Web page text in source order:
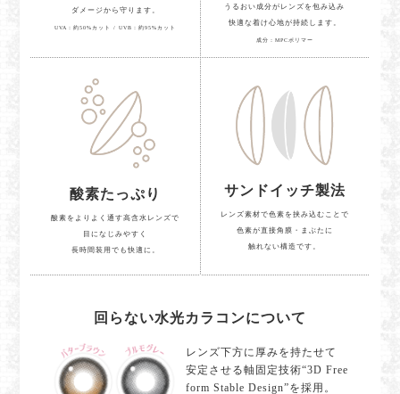
ダメージから守ります。
UVA：約50%カット / UVB：約95%カット
うるおい成分がレンズを包み込み
快適な着け心地が持続します。
成分：MPCポリマー
酸素たっぷり
酸素をよりよく通す高含水レンズで
目になじみやすく
長時間装用でも快適に。
サンドイッチ製法
レンズ素材で色素を挟み込むことで
色素が直接角膜・まぶたに
触れない構造です。
回らない水光カラコンについて
レンズ下方に厚みを持たせて
安定させる軸固定技術“3D Free
form Stable Design”を採用。